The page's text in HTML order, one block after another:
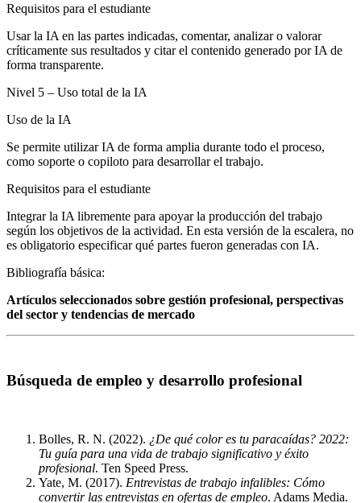
Requisitos para el estudiante
Usar la IA en las partes indicadas, comentar, analizar o valorar
críticamente sus resultados y citar el contenido generado por IA de
forma transparente.
Nivel 5 – Uso total de la IA
Uso de la IA
Se permite utilizar IA de forma amplia durante todo el proceso,
como soporte o copiloto para desarrollar el trabajo.
Requisitos para el estudiante
Integrar la IA libremente para apoyar la producción del trabajo
según los objetivos de la actividad. En esta versión de la escalera, no
es obligatorio especificar qué partes fueron generadas con IA.
Bibliografía básica:
Artículos seleccionados sobre gestión profesional, perspectivas
del sector y tendencias de mercado
Búsqueda de empleo y desarrollo profesional
Bolles, R. N. (2022). ¿De qué color es tu paracaídas? 2022:
Tu guía para una vida de trabajo significativo y éxito
profesional. Ten Speed Press.
Yate, M. (2017). Entrevistas de trabajo infalibles: Cómo
convertir las entrevistas en ofertas de empleo. Adams Media.